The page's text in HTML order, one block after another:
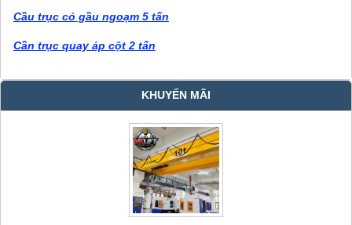
Cầu trục có gầu ngoạm 5 tấn
Cần trục quay áp cột 2 tấn
KHUYẾN MÃI